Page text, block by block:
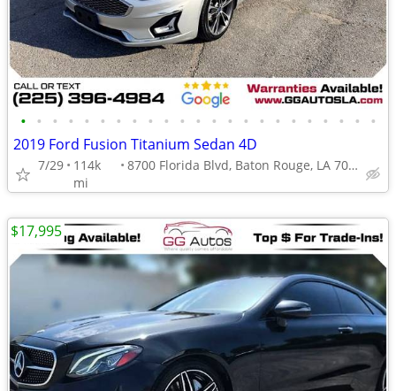
• • • • • • • • • • • • • • • • • • • • • • •
2019 Ford Fusion Titanium Sedan 4D
7/29
114k
mi
8700 Florida Blvd, Baton Rouge, LA 70815
$17,995